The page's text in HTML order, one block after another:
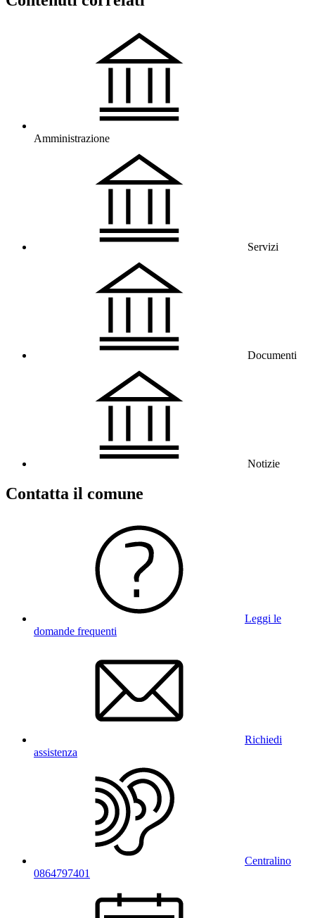
Amministrazione
Servizi
Documenti
Notizie
Contatta il comune
Leggi le
domande frequenti
Richiedi
assistenza
Centralino
0864797401